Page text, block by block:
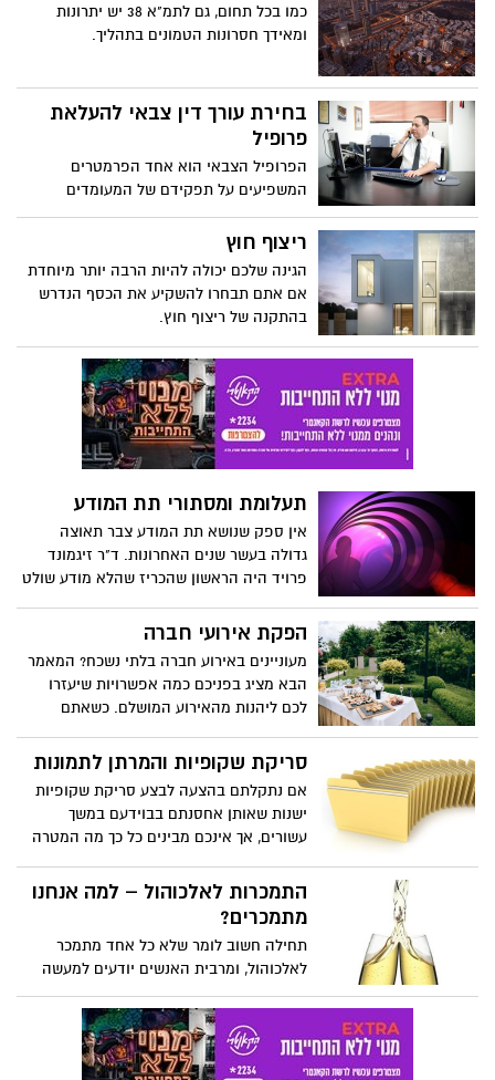
כמו בכל תחום, גם לתמ"א 38 יש יתרונות
ומאידך חסרונות הטמונים בתהליך.
בחירת עורך דין צבאי להעלאת
פרופיל
הפרופיל הצבאי הוא אחד הפרמטרים
המשפיעים על תפקידם של המעומדים
הצבאיים, והוא למעשה מספר דו ספרתי
המשמש כמעין ציון להתאמתם לתפקידים
ריצוף חוץ
הגינה שלכם יכולה להיות הרבה יותר מיוחדת
אם אתם תבחרו להשקיע את הכסף הנדרש
בהתקנה של ריצוף חוץ.
תעלומת ומסתורי תת המודע
אין ספק שנושא תת המודע צבר תאוצה
גדולה בעשר שנים האחרונות. ד"ר זיגמונד
פרויד היה הראשון שהכריז שהלא מודע שולט
הפקת אירועי חברה
מעוניינים באירוע חברה בלתי נשכח? המאמר
הבא מציג בפניכם כמה אפשרויות שיעזרו
לכם ליהנות מהאירוע המושלם. כשאתם
לוועד ואפילו לנציגים מחברות אחרות לשם
ארגון כנס עצמאיים, אתם צריכים לקחת
בחשבון שני נושאים עיקריים: הפקת האירוע
ומיקומו. שני התחומים הללו מכסים לכם את
כל האירוע מתחילתו ועד סופו ומבטיחים
שהוא ייצא לדרך באופן מבטיח.
סריקת שקופיות והמרתן לתמונות
אם נתקלתם בהצעה לבצע סריקת שקופיות
ישנות שאותן אחסנתם בבוידעם במשך
עשורים, אך אינכם מבינים כל כך מה המטרה
של המרת שקופיות לתמונות דיגיטליות, שבהן
תוכלו לצפות במחשב הביתי, במכשיר הטלפון
הנייד החכם, על מסך הטלוויזיה או על כל
פלטפורמת תצוגה אלקטרונית אחרת.
התמכרות לאלכוהול – למה אנחנו
מתמכרים?
תחילה חשוב לומר שלא כל אחד מתמכר
לאלכוהול, ומרבית האנשים יודעים למעשה
לשתות אלכוהול למטרות חברתיות, מבלי
לצלול אל עולמות ההתמכרות.